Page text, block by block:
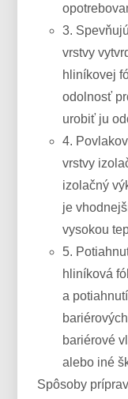
3.
vrstvy
hliníkovej
odolnosť
urobiť ju
4.
vrstvy
izolačný
je
vysokou
5.
hliníková
a
bariérové
alebo iné
Spôsoby